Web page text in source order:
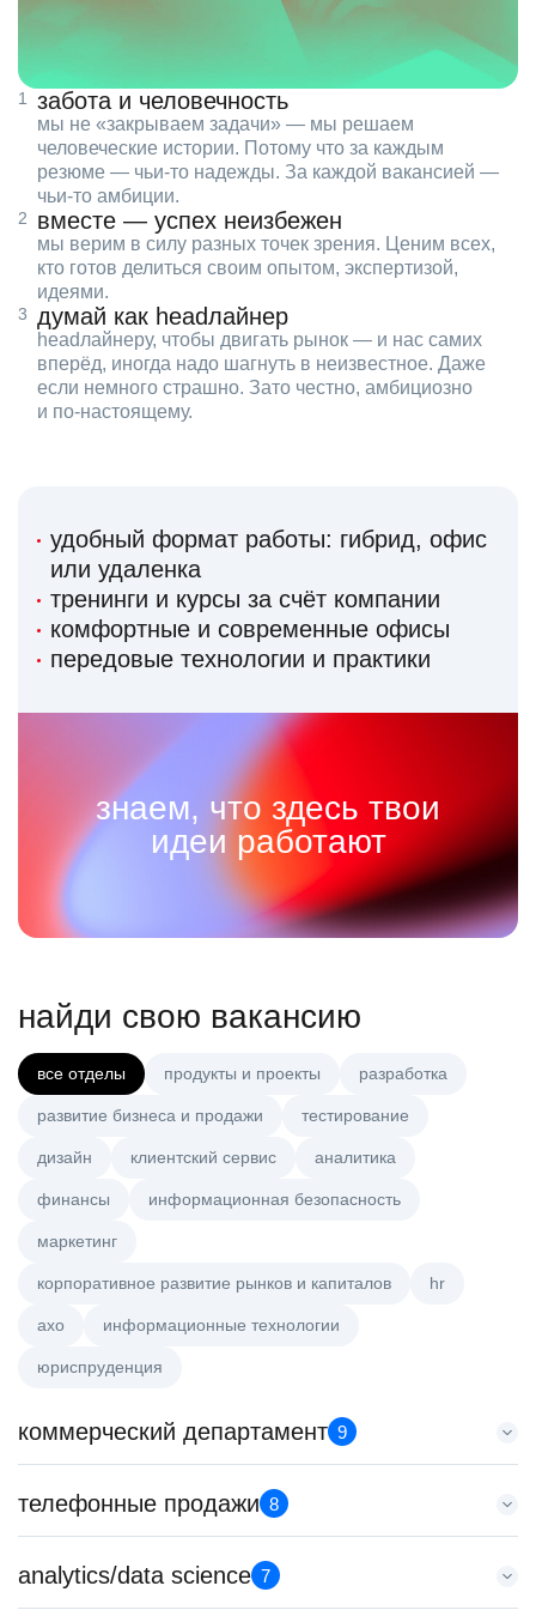
забота и человечность
мы не «закрываем задачи» — мы решаем
человеческие истории. Потому что за каждым
резюме — чьи‑то надежды. За каждой вакансией —
чьи‑то амбиции.
вместе — успех неизбежен
мы верим в силу разных точек зрения. Ценим всех,
кто готов делиться своим опытом, экспертизой,
идеями.
думай как headлайнер
headлайнеру, чтобы двигать рынок — и нас самих
вперёд, иногда надо шагнуть в неизвестное. Даже
если немного страшно. Зато честно, амбициозно
и по‑настоящему.
удобный формат работы: гибрид, офис
или удаленка
тренинги и курсы за счёт компании
комфортные и современные офисы
передовые технологии и практики
знаем, что здесь твои
идеи работают
найди свою вакансию
все отделы продукты и проекты разработка
развитие бизнеса и продажи тестирование
дизайн клиентский сервис аналитика
финансы информационная безопасность
маркетинг
корпоративное развитие рынков и капиталов hr
axo информационные технологии
юриспруденция
коммерческий департамент 9
Key Account Manager (EdTech)
HeadHunter::Коммерческий департамент
150000 ₽
телефонные продажи 8
Менеджер по продажам B2B
HeadHunter::Телефонные продажи
analytics/data science 7